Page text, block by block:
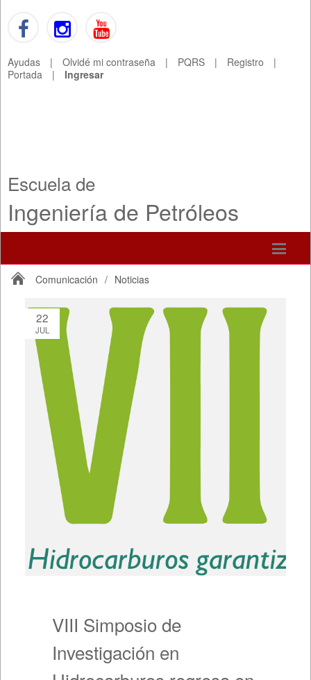
Ayudas | Olvidé mi contraseña | PQRS | Registro
|
Portada
| Ingresar
Escuela de
Ingeniería de Petróleos
Comunicación / Noticias